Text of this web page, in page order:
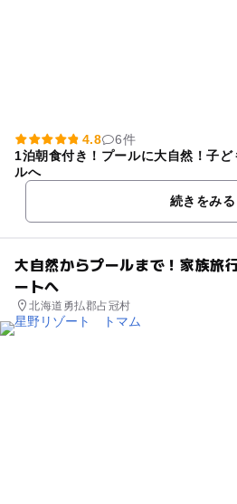
4.8
6件
1泊朝食付き！プールに大自然！子
ルへ
続きをみる
大自然からプールまで！家族旅
ートへ
北海道勇払郡占冠村